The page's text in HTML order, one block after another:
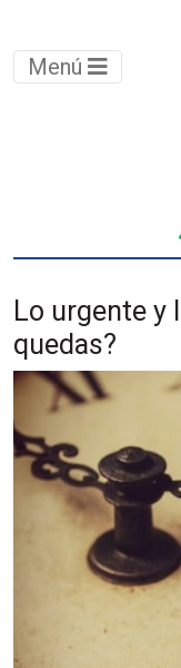
Menú
Lo urgente y
quedas?